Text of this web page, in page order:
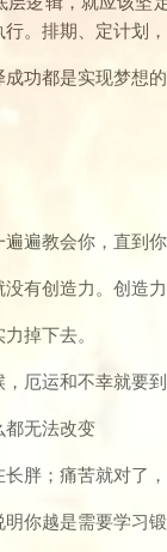
。排期、定计划，
功都是实现梦想的
遍教会你，直到你
有创造力。创造
掉下去。
厄运和不幸就要到
都无法改变
胖；痛苦就对了
你越是需要学习